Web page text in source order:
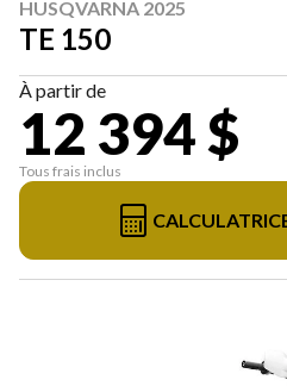
HUSQVARNA 2025
TE 150
À partir de
12 394 $
Tous frais inclus